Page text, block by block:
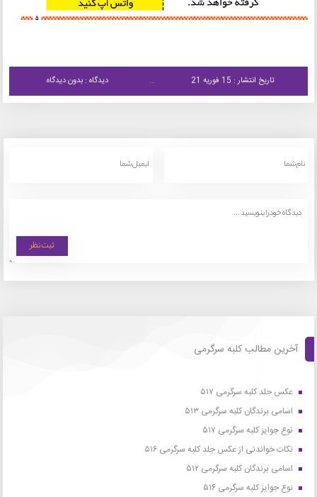
تاریخ انتشار : 15 فوریه 21 دیدگاه : بدون دیدگاه
آخرین مطالب کلبه سرگرمی
عکس جلد کلبه سرگرمی ۵۱۷
اسامی برندگان کلبه سرگرمی ۵۱۳
نوع جوایز کلبه سرگرمی ۵۱۷
نکات خواندنی از عکس جلد کلبه سرگرمی ۵۱۶
اسامی برندگان کلبه سرگرمی ۵۱۲
نوع جوایز کلبه سرگرمی ۵۱۶